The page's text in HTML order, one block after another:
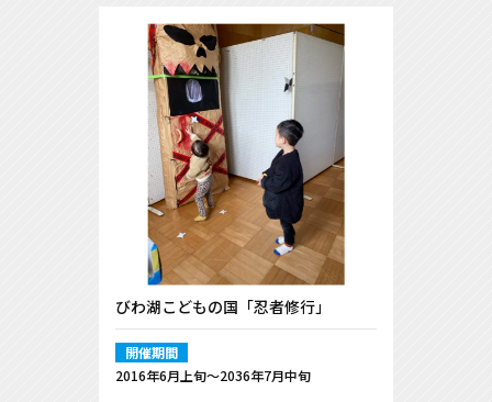
びわ湖こどもの国「忍者修行」
開催期間
2016年6月上旬〜2036年7月中旬